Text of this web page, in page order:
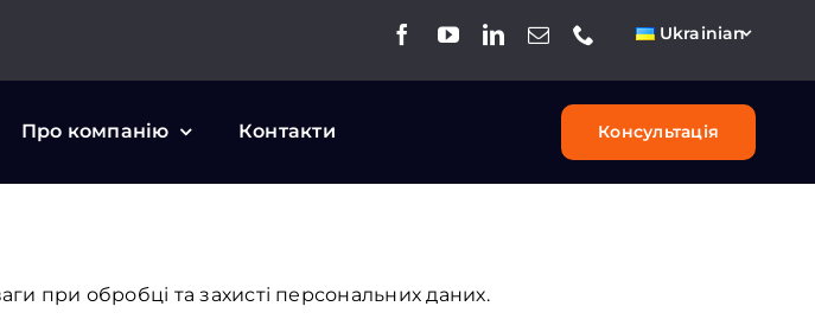
Ukrainian
Про компанію Контакти Консультація
при обробці та захисті персональних даних.